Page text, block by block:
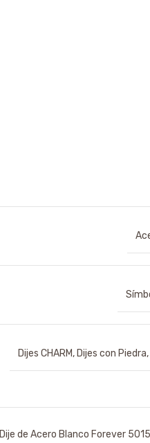
Dijes CHARM, Dijes con Piedra,
Dije de Acero Blanco Forever